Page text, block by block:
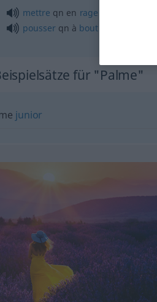
mettre qn en rage
pousserqn à bout
für "Palme"
junior